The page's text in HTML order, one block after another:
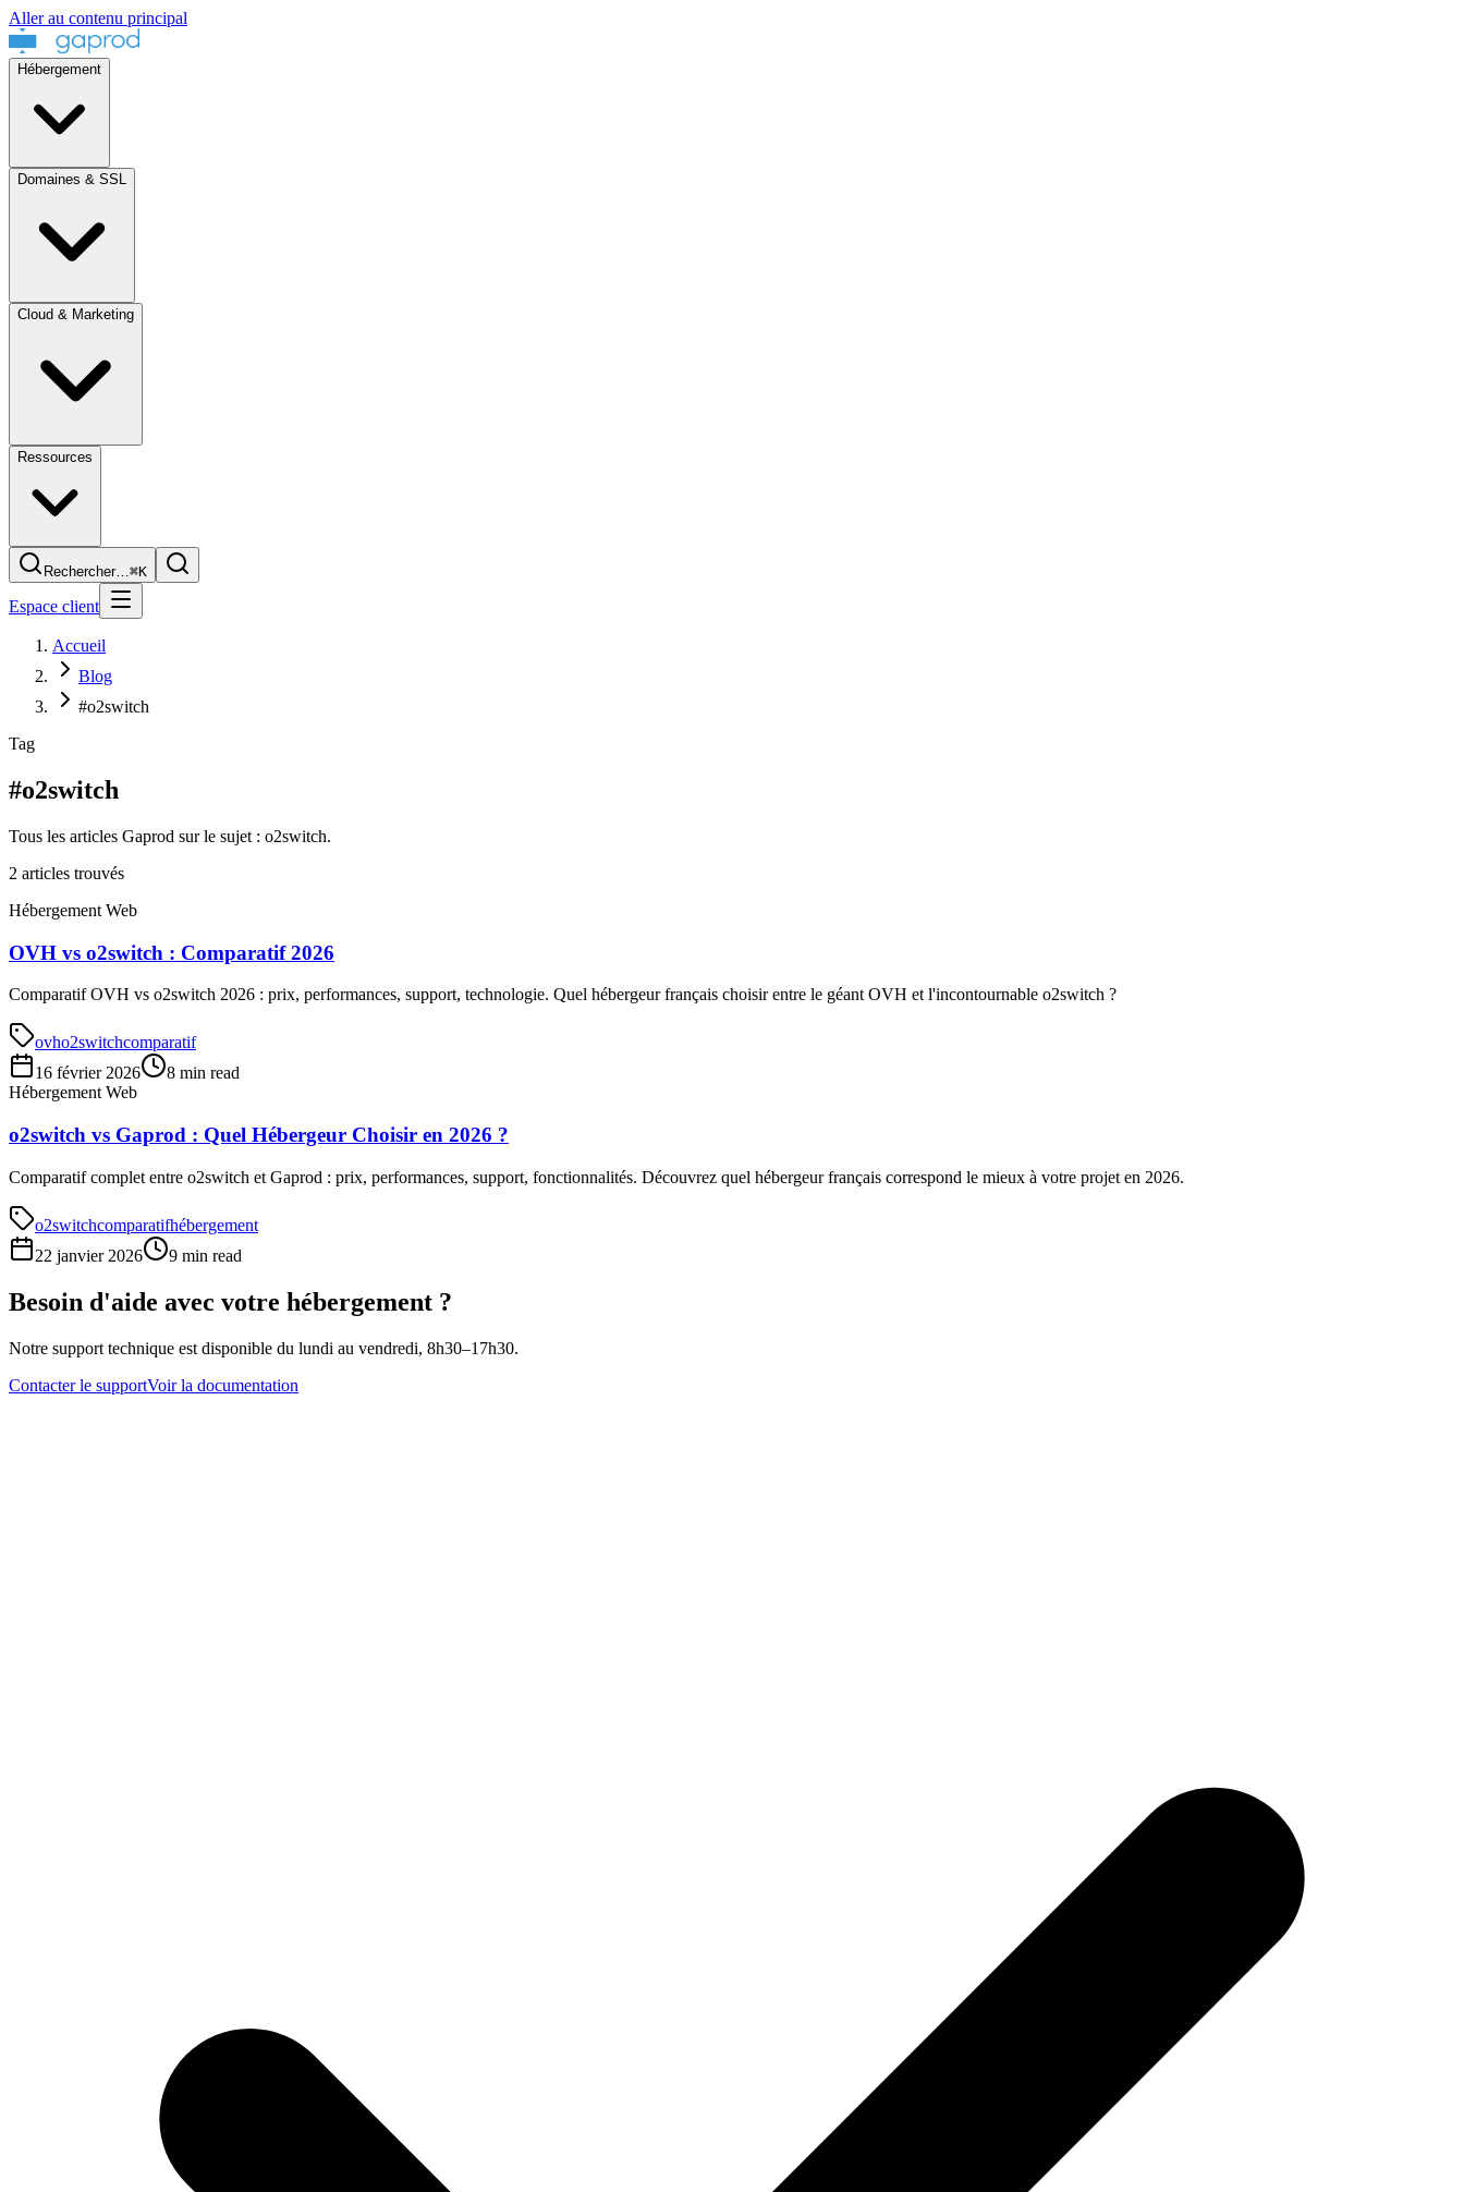
Aller au contenu principal
Hébergement
Domaines & SSL
Cloud & Marketing
Ressources
Rechercher…⌘K
Espace client
Accueil
Blog
#o2switch
Tag
#o2switch
Tous les articles Gaprod sur le sujet : o2switch.
2 articles trouvés
Hébergement Web
OVH vs o2switch : Comparatif 2026
Comparatif OVH vs o2switch 2026 : prix, performances, support, technologie. Quel hébergeur français choisir entre le géant OVH et l'incontournable o2switch ?
ovho2switchcomparatif
16 février 2026
8 min read
Hébergement Web
o2switch vs Gaprod : Quel Hébergeur Choisir en 2026 ?
Comparatif complet entre o2switch et Gaprod : prix, performances, support, fonctionnalités. Découvrez quel hébergeur français correspond le mieux à votre projet en 2026.
o2switchcomparatifhébergement
22 janvier 2026
9 min read
Besoin d'aide avec votre hébergement ?
Notre support technique est disponible du lundi au vendredi, 8h30–17h30.
Contacter le supportVoir la documentation